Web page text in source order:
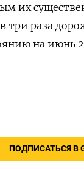
их
три раза
на июнь
ПОДПИСАТЬСЯ В